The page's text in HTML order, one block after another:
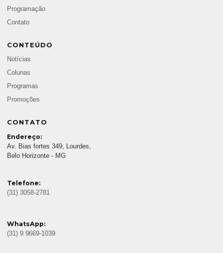
Programação
Contato
CONTEÚDO
Notícias
Colunas
Programas
Promoções
CONTATO
Endereço:
Av. Bias fortes 349, Lourdes,
Belo Horizonte - MG
Telefone:
(31) 3058-2781
WhatsApp:
(31) 9 9669-1039